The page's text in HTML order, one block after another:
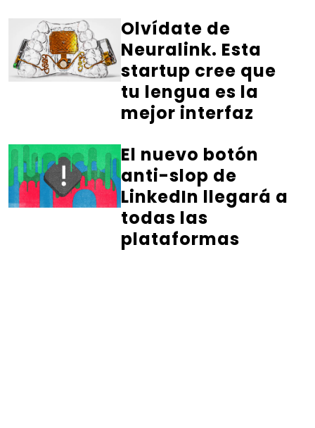
Olvídate de
Neuralink. Esta
startup cree que
tu lengua es la
mejor interfaz
El nuevo botón
anti-slop de
LinkedIn llegará a
todas las
plataformas